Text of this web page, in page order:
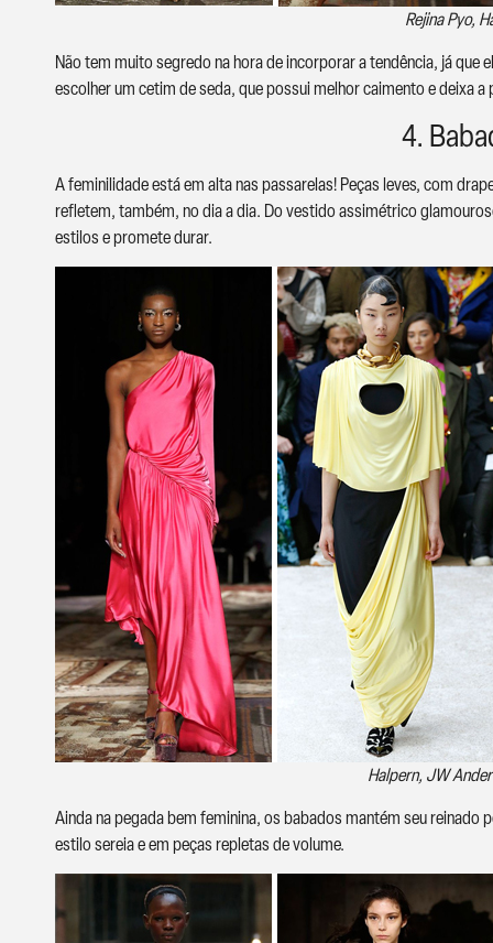
Rejina Pyo,
Não tem muito segredo na hora de incorporar a tendência, já
escolher um cetim de seda, que possui melhor caimento e deixa a
4.
A feminilidade está em alta nas passarelas! Peças leves, com
refletem, também, no dia a dia. Do vestido assimétrico
estilos e promete durar.
Halpern, JW
Ainda na pegada bem feminina, os babados mantém seu
estilo sereia e em peças repletas de volume.